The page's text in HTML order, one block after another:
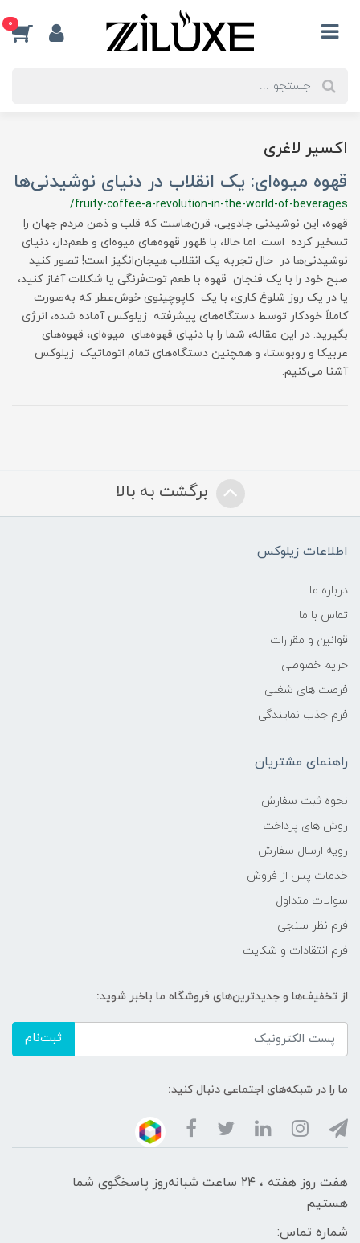
0
اکسیر لاغری
قهوه میوه‌ای: یک انقلاب در دنیای نوشیدنی‌ها
/fruity-coffee-a-revolution-in-the-world-of-beverages
قهوه، این نوشیدنی جادویی، قرن‌هاست که قلب و ذهن مردم جهان را
تسخیر کرده است. اما حالا، با ظهور قهوه‌های میوه‌ای و طعم‌دار، دنیای
نوشیدنی‌ها در حال تجربه یک انقلاب هیجان‌انگیز است! تصور کنید
صبح خود را با یک فنجان قهوه با طعم توت‌فرنگی یا شکلات آغاز کنید،
یا در یک روز شلوغ کاری، با یک کاپوچینوی خوش‌عطر که به‌صورت
کاملاً خودکار توسط دستگاه‌های پیشرفته زیلوکس آماده شده، انرژی
بگیرید. در این مقاله، شما را با دنیای قهوه‌های میوه‌ای، قهوه‌های
عربیکا و روبوستا، و همچنین دستگاه‌های تمام اتوماتیک زیلوکس
آشنا می‌کنیم.
برگشت به بالا
اطلاعات زیلوکس
درباره ما
تماس با ما
قوانین و مقررات
حریم خصوصی
فرصت های شغلی
فرم جذب نمایندگی
راهنمای مشتریان
نحوه ثبت سفارش
روش های پرداخت
رویه ارسال سفارش
خدمات پس از فروش
سوالات متداول
فرم نظر سنجی
فرم انتقادات و شکایت
از تخفیف‌ها و جدیدترین‌های فروشگاه ما باخبر شوید:
ثبت‌نام
ما را در شبکه‌های اجتماعی دنبال کنید:
هفت روز هفته ، ۲۴ ساعت شبانه‌روز پاسخگوی شما
هستیم
شماره تماس: